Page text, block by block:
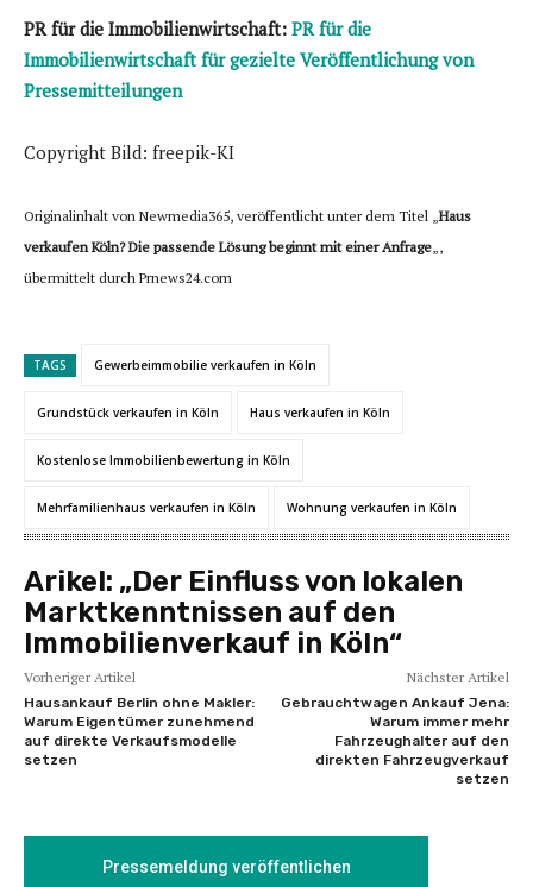
PR für die Immobilienwirtschaft: PR für die
Immobilienwirtschaft für gezielte Veröffentlichung von
Pressemitteilungen
Copyright Bild: freepik-KI
Originalinhalt von Newmedia365, veröffentlicht unter dem Titel „ Haus
verkaufen Köln? Die passende Lösung beginnt mit einer Anfrage „,
übermittelt durch Prnews24.com
TAGS Gewerbeimmobilie verkaufen in Köln
Grundstück verkaufen in Köln Haus verkaufen in Köln
Kostenlose Immobilienbewertung in Köln
Mehrfamilienhaus verkaufen in Köln Wohnung verkaufen in Köln
Arikel: „Der Einfluss von lokalen
Marktkenntnissen auf den
Immobilienverkauf in Köln“
Vorheriger Artikel
Hausankauf Berlin ohne Makler:
Warum Eigentümer zunehmend
auf direkte Verkaufsmodelle
setzen
Nächster Artikel
Gebrauchtwagen Ankauf Jena:
Warum immer mehr
Fahrzeughalter auf den
direkten Fahrzeugverkauf
setzen
Pressemeldung veröffentlichen